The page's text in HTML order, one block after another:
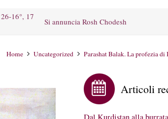
16°, 17
Si annuncia Rosh Chodesh
Home Uncategorized Parashat Balak. La profezia
Articoli